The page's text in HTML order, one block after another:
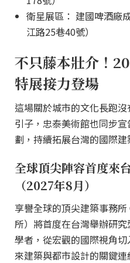
衛星展區： 建國啤酒廠
江路25巷40號）
不只藤本壯介！
特展接力登場
這場關於城市的文化長跑
引子，忠泰美術館也同步
劃，持續拓展台灣的國際建
全球頂尖陣容首度來
（2027年8月）
享譽全球的頂尖建築事務
所）將首度在台灣舉辦研
學者，從宏觀的國際視角
來建築與都市設計的關鍵